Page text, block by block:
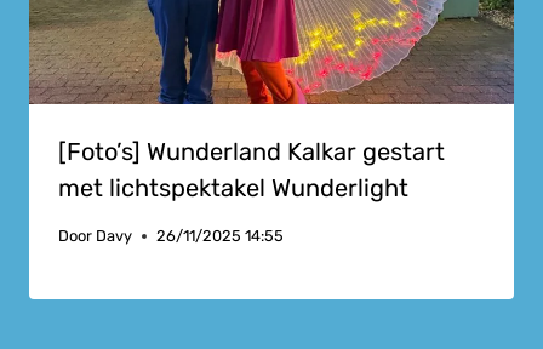
[Foto’s] Wunderland Kalkar gestart
met lichtspektakel Wunderlight
Door Davy 26/11/2025 14:55